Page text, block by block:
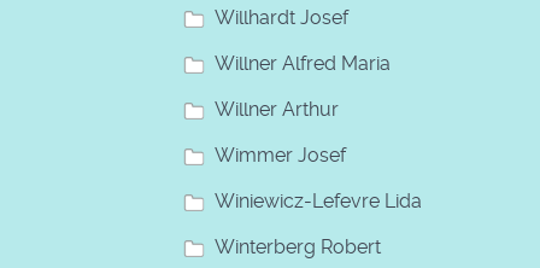
Willhardt Josef
Willner Alfred Maria
Willner Arthur
Wimmer Josef
Winiewicz-Lefevre Lida
Winterberg Robert